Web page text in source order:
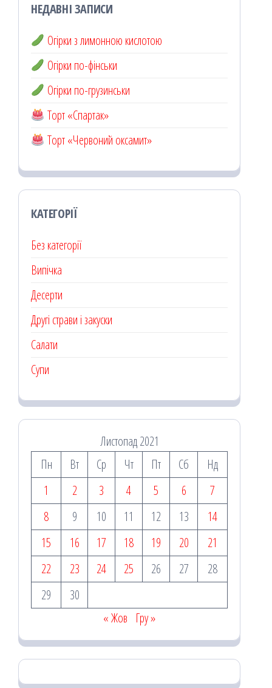
НЕДАВНІ ЗАПИСИ
Огірки з лимонною кислотою
Огірки по-фінськи
Огірки по-грузинськи
Торт «Спартак»
Торт «Червоний оксамит»
КАТЕГОРІЇ
Без категорії
Випічка
Десерти
Другі страви і закуски
Салати
Супи
Листопад 2021
Пн
Вт Ср Чт Пт Сб
Нд
1
2 3 4 5 6
7
8
9 10 11 12 13
14
15
16 17 18 19 20
21
22
23 24 25 26 27
28
29
30
« Жов Гру »